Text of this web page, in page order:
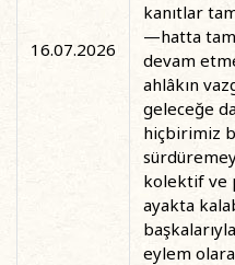
16.07.2026
kanıtlar
—hatta
devam
ahlâkın
geleceğe
hiçbirimiz
kolektif ve
ayakta
eylem